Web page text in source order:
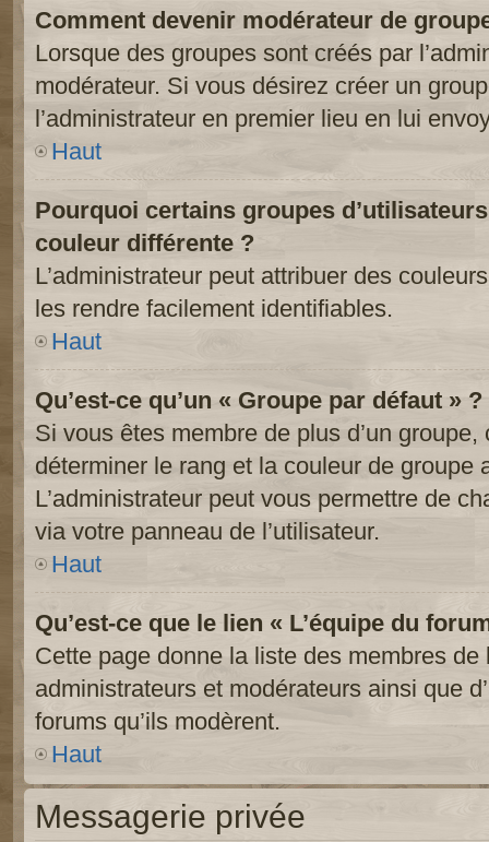
Comment devenir modérateur de
Lorsque des groupes sont créés par
modérateur. Si vous désirez créer un
l’administrateur en premier lieu en lui
Haut
Pourquoi certains groupes
couleur différente ?
L’administrateur peut attribuer des
les rendre facilement identifiables.
Haut
Qu’est-ce qu’un « Groupe par défaut » ?
Si vous êtes membre de plus d’un
déterminer le rang et la couleur de groupe
L’administrateur peut vous permettre de
via votre panneau de l’utilisateur.
Haut
Qu’est-ce que le lien « L’équipe du
Cette page donne la liste des membres de
administrateurs et modérateurs ainsi que
forums qu’ils modèrent.
Haut
Messagerie privée